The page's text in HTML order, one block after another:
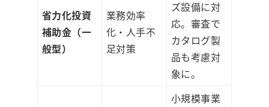
省力化投資
補助金（一
般型）
業務効率
化・人手不
足対策
ズ設備に対
応。審査で
カタログ製
品も考慮対
象に。
小規模事業